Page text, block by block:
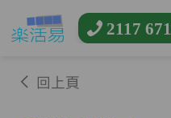
2117
回上頁